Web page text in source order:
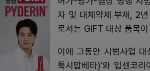
자 및 대체약제 부재, 2
로서는 GIFT 대상 품목
이에 그동안 시범사업
툭시맙베타)'와 입센코리